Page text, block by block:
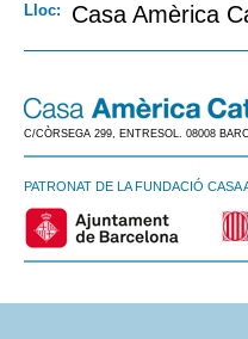
Lloc: Casa Amèrica
C/CÒRSEGA 299, ENTRESOL. 08008
PATRONAT DE LA FUNDACIÓ CASA